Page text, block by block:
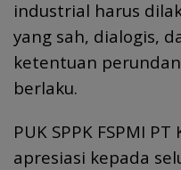
industrial harus
yang sah, dialogis,
ketentuan
berlaku.
PUK SPPK FSPMI
apresiasi kepada